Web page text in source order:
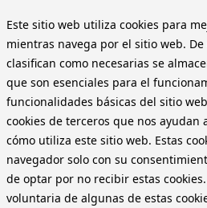
Este sitio web utiliza cookies para
mientras navega por el sitio web. De
clasifican como necesarias se
que son esenciales para el
funcionalidades básicas del sitio
cookies de terceros que nos ayudan
cómo utiliza este sitio web. Estas
navegador solo con su
de optar por no recibir estas
voluntaria de algunas de estas